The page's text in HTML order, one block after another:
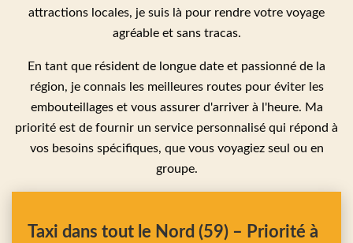
attractions locales, je suis là pour rendre votre voyage
agréable et sans tracas.
En tant que résident de longue date et passionné de la
région, je connais les meilleures routes pour éviter les
embouteillages et vous assurer d'arriver à l'heure. Ma
priorité est de fournir un service personnalisé qui répond à
vos besoins spécifiques, que vous voyagiez seul ou en
groupe.
Taxi dans tout le Nord (59) – Priorité à